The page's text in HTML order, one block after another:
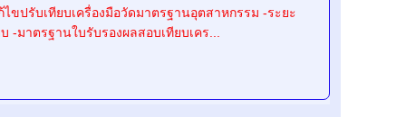
ขปรับเทียบเครื่องมือวัดมาตรฐานอุตสาหกรรม -ระยะ
-มาตรฐานใบรับรองผลสอบเทียบเคร...